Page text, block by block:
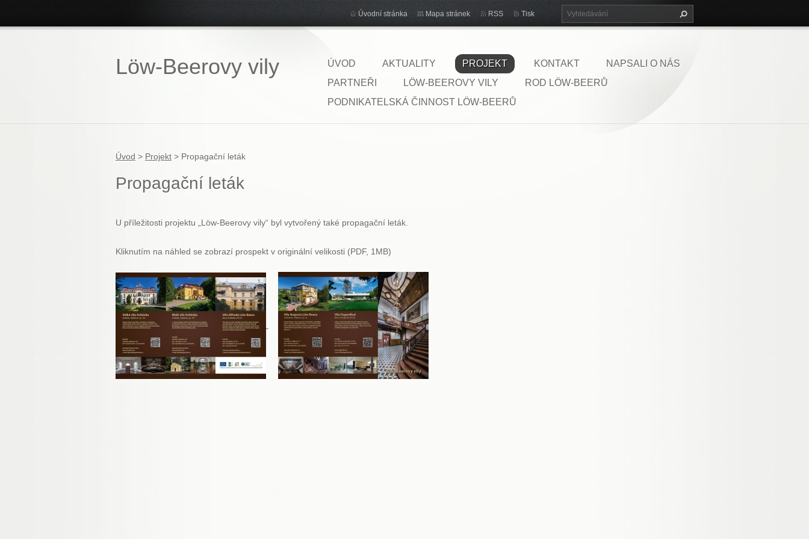
Löw-Beerovy vily ÚVOD AKTUALITY PROJEKT KONTAKT
NAPSALI O NÁS
PARTNEŘI
LÖW-BEEROVY VILY
ROD LÖW-BEERŮ
PODNIKATELSKÁ ČINNOST LÖW-BEERŮ
Úvodní stránka Mapa stránek RSS Tisk
Úvod > Projekt > Propagační leták
Propagační leták
U příležitosti projektu „Löw-Beerovy vily“ byl vytvořený také propagační leták.
Kliknutím na náhled se zobrazí prospekt v originální velikosti (PDF, 1MB)